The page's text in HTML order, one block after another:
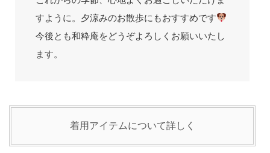
すように。夕涼みのお散歩にもおすすめです
今後とも和粋庵をどうぞよろしくお願いいたし
ます。
着用アイテムについて詳しく